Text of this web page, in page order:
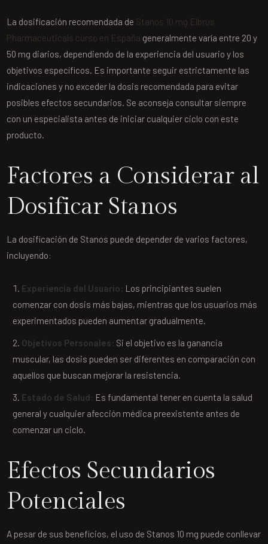
La dosificación recomendada de Stanos 10 mg Elbrus
Pharmaceuticals curso en España generalmente varía entre 20 y
50 mg diarios, dependiendo de la experiencia del usuario y los
objetivos específicos. Es importante seguir estrictamente las
indicaciones y no exceder la dosis recomendada para evitar
posibles efectos secundarios. Se aconseja consultar siempre
con un especialista antes de iniciar cualquier ciclo con este
producto.
Factores a Considerar al
Dosificar Stanos
La dosificación de Stanos puede depender de varios factores,
incluyendo:
Experiencia del Usuario: Los principiantes suelen
comenzar con dosis más bajas, mientras que los usuarios más
experimentados pueden aumentar gradualmente.
Objetivos Personales: Si el objetivo es la ganancia
muscular, las dosis pueden ser diferentes en comparación con
aquellos que buscan mejorar la resistencia.
Estado de Salud: Es fundamental tener en cuenta la salud
general y cualquier afección médica preexistente antes de
comenzar un ciclo.
Efectos Secundarios
Potenciales
A pesar de sus beneficios, el uso de Stanos 10 mg puede conllevar